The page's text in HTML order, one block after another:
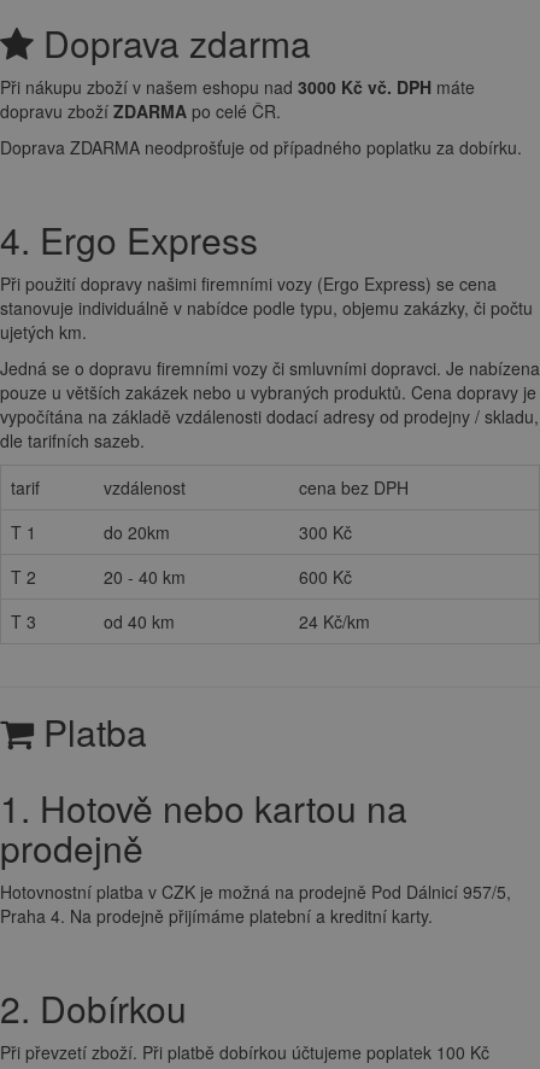
Doprava zdarma
Při nákupu zboží v našem eshopu nad 3000 Kč vč. DPH máte
dopravu zboží ZDARMA po celé ČR.
Doprava ZDARMA neodprošťuje od případného poplatku za dobírku.
4. Ergo Express
Při použití dopravy našimi firemními vozy (Ergo Express) se cena
stanovuje individuálně v nabídce podle typu, objemu zakázky, či počtu
ujetých km.
Jedná se o dopravu firemními vozy či smluvními dopravci. Je nabízena
pouze u větších zakázek nebo u vybraných produktů. Cena dopravy je
vypočítána na základě vzdálenosti dodací adresy od prodejny / skladu,
dle tarifních sazeb.
tarif
vzdálenost
cena bez DPH
T 1
do 20km
300 Kč
T 2
20 - 40 km
600 Kč
T 3
od 40 km 24 Kč/km
Platba
1. Hotově nebo kartou na
prodejně
Hotovnostní platba v CZK je možná na prodejně Pod Dálnicí 957/5,
Praha 4. Na prodejně přijímáme platební a kreditní karty.
2. Dobírkou
Při převzetí zboží. Při platbě dobírkou účtujeme poplatek 100 Kč